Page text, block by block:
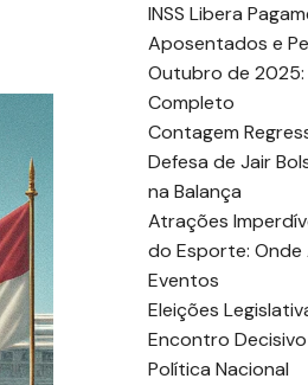
INSS Libera
Aposentados e
Outubro de
Completo
Contagem
Defesa de Jair
na Balança
Atrações
do Esporte:
Eventos
Eleições
Encontro
Política Nacional